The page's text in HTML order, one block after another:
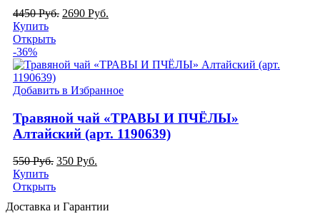
4450Руб. 2690 Руб.
Купить
Открыть
-36%
Добавить в Избранное
Травяной чай «ТРАВЫ И ПЧЁЛЫ»
Алтайский (арт. 1190639)
550Руб. 350 Руб.
Купить
Открыть
Доставка и Гарантии